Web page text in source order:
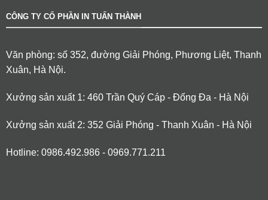
CÔNG TY CỔ PHẦN IN TUẤN THÀNH
Văn phòng: số 352, đường Giải Phóng, Phương Liệt, Thanh
Xuân, Hà Nội.
Xưởng sản xuất 1: 460 Trần Quý Cáp - Đống Đa - Hà Nội
Xưởng sản xuất 2: 352 Giải Phóng - Thanh Xuân - Hà Nội
Hotline: 0986.492.986 - 0969.771.211